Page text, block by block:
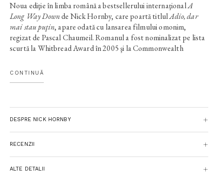
Noua ediţie în limba română a bestsellerului internaţionalA
Long Way Downde Nick Hornby, care poartă titlulAdio, dar
mai stau puţin, apare odată cu lansarea filmului omonim,
regizat de Pascal Chaumeil. Romanul a fost nominalizat pe lista
scurtă la Whitbread Award în 2005 şi la Commonwealth
Cu stilul ireverenţios şi ironic care l-a consacrat, Hornby
urmăreşte în acest roman patru personaje aflate în pragul
emoţie şi umor, de autoderiziune, sinceritate şi seriozitate, care
transformă un subiect atât de delicat într-o apologie a micilor
bucurii ale vieţii.
În ajunul Anului Nou, la Londra, patru necunoscuţi se întâlnesc
pe acoperişul unei clădiri de stranie notorietate, supranumită
CONTINUĂ
DESPRE NICK HORNBY
RECENZII
ALTE DETALII